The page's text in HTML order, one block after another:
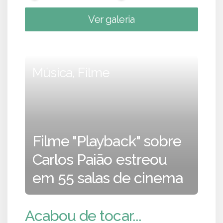
Ver galeria
Música, Filme
Filme "Playback" sobre
Carlos Paião estreou
em 55 salas de cinema
Acabou de tocar...